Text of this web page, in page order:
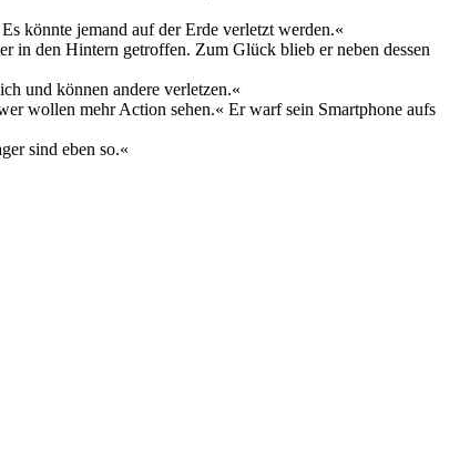
könnte jemand auf der Erde verletzt werden.«
in den Hintern getroffen. Zum Glück blieb er neben dessen
und können andere verletzen.«
wollen mehr Action sehen.« Er warf sein Smartphone aufs
sind eben so.«